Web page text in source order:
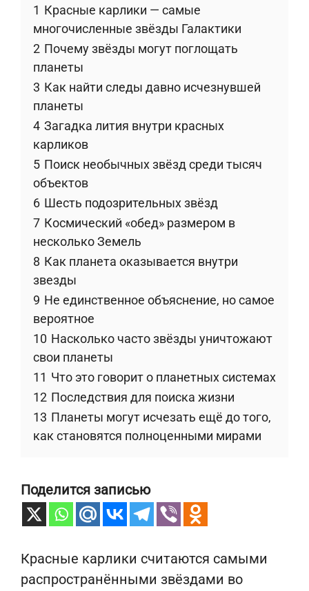
1 Красные карлики — самые
многочисленные звёзды Галактики
2 Почему звёзды могут поглощать
планеты
3 Как найти следы давно исчезнувшей
планеты
4 Загадка лития внутри красных
карликов
5 Поиск необычных звёзд среди тысяч
объектов
6 Шесть подозрительных звёзд
7 Космический «обед» размером в
несколько Земель
8 Как планета оказывается внутри
звезды
9 Не единственное объяснение, но самое
вероятное
10 Насколько часто звёзды уничтожают
свои планеты
11 Что это говорит о планетных системах
12 Последствия для поиска жизни
13 Планеты могут исчезать ещё до того,
как становятся полноценными мирами
Поделится записью
Красные карлики считаются самыми
распространёнными звёздами во